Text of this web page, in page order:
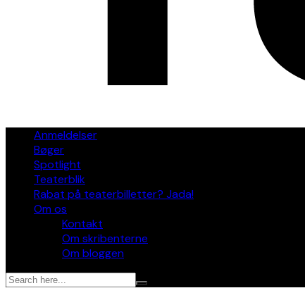
Anmeldelser
Bøger
Spotlight
Teaterblik
Rabat på teaterbilletter? Jada!
Om os
Kontakt
Om skribenterne
Om bloggen